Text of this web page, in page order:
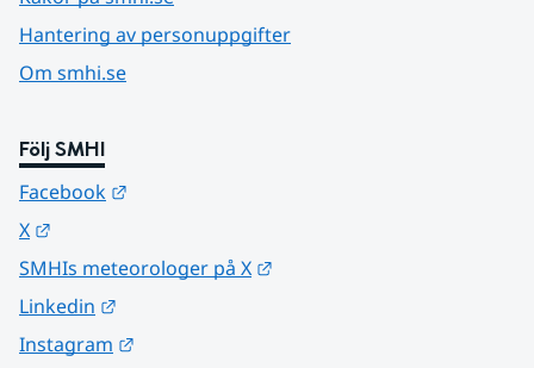
Hantering av personuppgifter
Om smhi.se
Följ SMHI
Facebook
X
SMHIs meteorologer på X
Linkedin
Instagram